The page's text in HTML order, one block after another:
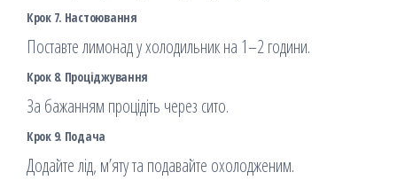
Крок 7. Настоювання
Поставте лимонад у холодильник на 1–2 години.
Крок 8. Проціджування
За бажанням процідіть через сито.
Крок 9. Подача
Додайте лід, м’яту та подавайте охолодженим.